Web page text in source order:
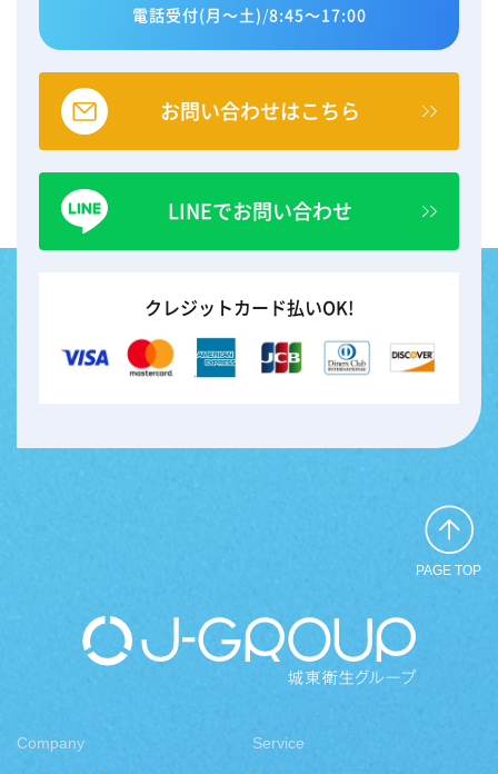
電話受付(月～土) /8:45～17:00
お問い合わせはこちら
LINEでお問い合わせ
クレジットカード払いOK!
PAGE TOP
Company Service